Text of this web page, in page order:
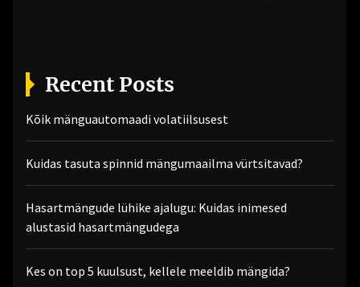
Recent Posts
Kõik mänguautomaadi volatiilsusest
Kuidas tasuta spinnid mängumaailma vürtsitavad?
Hasartmängude lühike ajalugu: Kuidas inimesed
alustasid hasartmängudega
Kes on top 5 kuulsust, kellele meeldib mängida?